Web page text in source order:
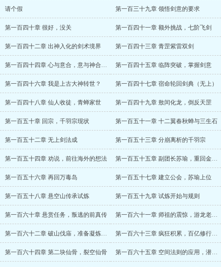
请个假 第一百三十九章 领悟剑意的要求
第一百四十章 很好，没关 第一百四十一章 额外挑战，七阶飞剑
第一百四十二章 出神入化的剑术境界 第一百四十三章 青罡紫雷双剑
第一百四十四章 心与意合，意与神合，神与剑合 第一百四十五章 临阵突破，掌握剑意
第一百四十六章 我是上古大神转世？ 第一百四十七章 宿命轮回剑典（无上）
第一百四十八章 仙人收徒，青蝉家世 第一百四十九章 敖闰化龙，倒反天罡
第一百五十章 回宗，千羽宗现状 第一百五十一章 十二翼春秋蝉与三生石
第一百五十二章 无上剑法成 第一百五十三章 分崩离析的千羽宗
第一百五十四章 劝说，前往海外的想法 第一百五十五章 副团长苏瑜，重回金蛟岛
第一百五十六章 再回万毒岛 第一百五十七章 建立公会，苏瑜上位
第一百五十八章 悬空山传承试炼 第一百五十九章 试炼开始与规则
第一百六十章 悬赏任务，叛逃的前真传 第一百六十一章 师祖的震惊，游龙老祖的羡慕
第一百六十二章 破山伐庙，准备凝炼仙骨 第一百六十三章 疯狂积累，百亿修行点与一万道行
第一百六十四章 第二块仙骨，裂空仙骨 第一百六十五章 空间法则的应用，潜入血煞门